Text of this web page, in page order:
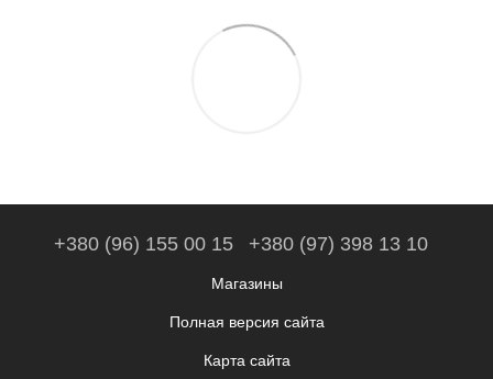
+380 (96) 155 00 15 +380 (97) 398 13 10
Магазины
Полная версия сайта
Карта сайта